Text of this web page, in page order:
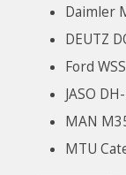
Daimler
DEUTZ
Ford
JASO
MAN
MTU